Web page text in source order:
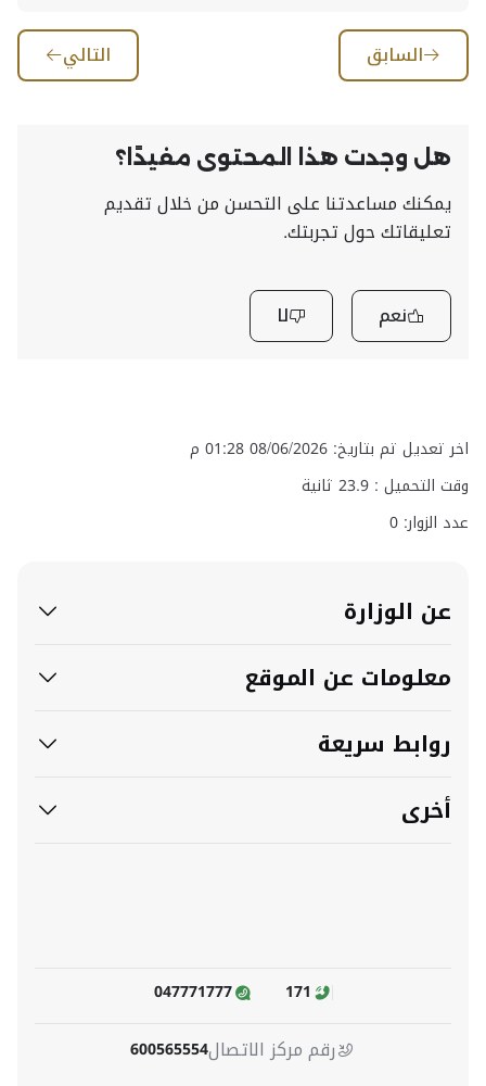
السابق التالي
هل وجدت هذا المحتوى مفيدًا؟
يمكنك مساعدتنا على التحسن من خلال تقديم
تعليقاتك حول تجربتك.
نعم لا
اخر تعديل تم بتاريخ: 08/06/2026 01:28 م
وقت التحميل : 23.9 ثانية
عدد الزوار: 0
عن الوزارة
معلومات عن الموقع
روابط سريعة
أخرى
171
047771777
رقم مركز الاتصال600565554